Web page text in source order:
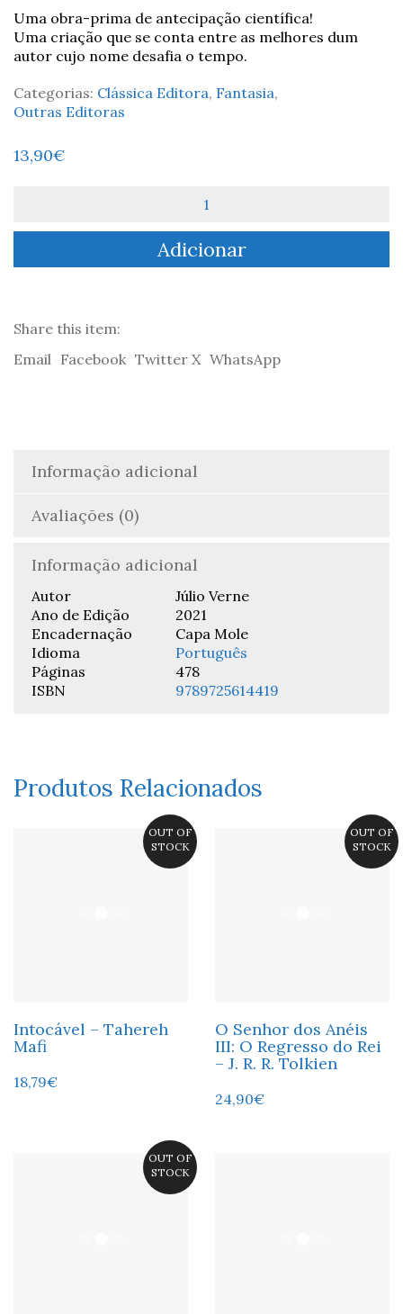
Uma obra-prima de antecipação científica!
Uma criação que se conta entre as melhores dum
autor cujo nome desafia o tempo.
Categorias: Clássica Editora, Fantasia,
Outras Editoras
13,90€
20.0000
Submarinas
Verne
Adicionar
Share this item:
Email Facebook Twitter X WhatsApp
Informação adicional
Avaliações (0)
Informação adicional
Autor
Júlio Verne
Ano de Edição
2021
Encadernação
Capa Mole
Idioma
Português
Páginas
478
ISBN
9789725614419
Produtos Relacionados
OUT OF
STOCK
Intocável – Tahereh
Mafi
18,79€
OUT OF
STOCK
O Senhor dos Anéis
III: O Regresso do Rei
– J. R. R. Tolkien
24,90€
OUT OF
STOCK